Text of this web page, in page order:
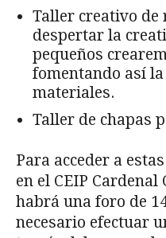
Taller creativo de
despertar la
pequeños
fomentando así
materiales.
Taller de chapas
Para acceder a
en el CEIP Cardenal
habrá una foro de
necesario efectuar